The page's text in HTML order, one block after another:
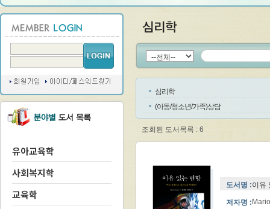
유아교육학
사회복지학
교육학
심리학
(아동/청소년/가족)상담
조회된 도서목록 : 6
도서명 :이유
저자명 :